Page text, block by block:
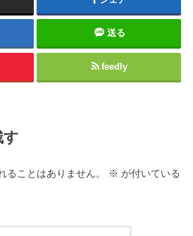
送る
feedly
す
ることはありません。 ※ が付いている